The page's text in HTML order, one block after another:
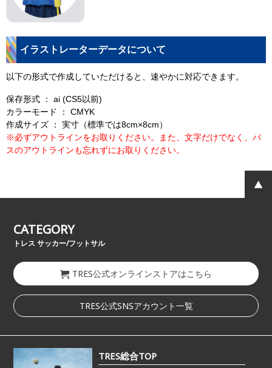
イラストレーターデータについて
以下の形式で作成していただけると、速やかに対応できます。
保存形式 ： ai (CS5以前)
カラーモード ： CMYK
作成サイズ ： 実寸（標準では8cm×8cm）
※必ずアウトラインをお取りください。また、文字だけでなく、パ
スのアウトラインも忘れずにお取りください。
CATEGORY
トレス サッカー/フットサル
TRES公式オンラインストアはこちら
TRES公式SNSアカウント一覧
TRES総合TOP